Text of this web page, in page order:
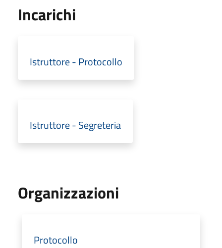
Incarichi
Istruttore - Protocollo
Istruttore - Segreteria
Organizzazioni
Protocollo